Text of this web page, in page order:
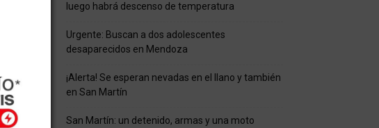
7,
es
luego habrá descenso de temperatura
Urgente: Buscan a dos adolescentes
desaparecidos en Mendoza
¡Alerta! Se esperan nevadas en el llano y también
en San Martín
San Martín: un detenido, armas y una moto